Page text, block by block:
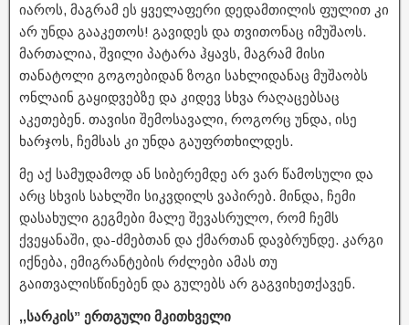
იაროს, მაგრამ ეს ყველაფერი დედამთილის ფულით კი
არ უნდა გააკეთოს! გავიდეს და თვითონაც იმუშაოს.
მართალია, შვილი პატარა ჰყავს, მაგრამ მისი
თანატოლი გოგოებიდან ზოგი სახლიდანაც მუშაობს
ონლაინ გაყიდვებზე და კიდევ სხვა რაღაცებსაც
აკეთებენ. თავისი შემოსავალი, როგორც უნდა, ისე
ხარჯოს, ჩემსას კი უნდა გაუფრთხილდეს.
მე აქ სამუდამოდ ან სიბერემდე არ ვარ წამოსული და
არც სხვის სახლში სიკვდილს ვაპირებ. მინდა, ჩემი
დასახული გეგმები მალე შევასრულო, რომ ჩემს
ქვეყანაში, და-ძმებთან და ქმართან დავბრუნდე. კარგი
იქნება, ემიგრანტების რძლები ამას თუ
გაითვალისწინებენ და გულებს არ გაგვიხეთქავენ.
,,სარკის” ერთგული მკითხველი